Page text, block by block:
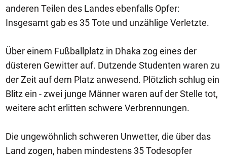
anderen Teilen des Landes ebenfalls Opfer:
Insgesamt gab es 35 Tote und unzählige Verletzte.
Über einem Fußballplatz in Dhaka zog eines der
düsteren Gewitter auf. Dutzende Studenten waren zu
der Zeit auf dem Platz anwesend. Plötzlich schlug ein
Blitz ein - zwei junge Männer waren auf der Stelle tot,
weitere acht erlitten schwere Verbrennungen.
Die ungewöhnlich schweren Unwetter, die über das
Land zogen, haben mindestens 35 Todesopfer